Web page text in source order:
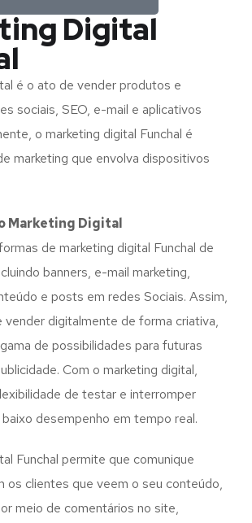
Digital
é o ato de vender produtos e
sociais, SEO, e-mail e aplicativos
o marketing digital Funchal é
marketing que envolva dispositivos
Marketing Digital
de marketing digital Funchal de
banners, e-mail marketing,
e posts em redes Sociais. Assim,
vender digitalmente de forma criativa,
de possibilidades para futuras
Com o marketing digital,
de testar e interromper
desempenho em tempo real.
Funchal permite que comunique
os clientes que veem o seu conteúdo,
meio de comentários no site,